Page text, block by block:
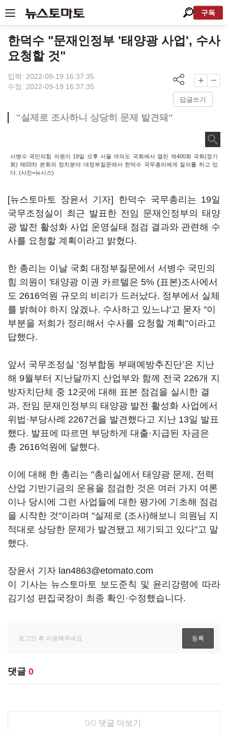
구독
한덕수 "문재인정부 '태양광 사업', 수사
요청할 것"
입력: 2022-09-19 16:37:35
수정: 2022-09-19 16:37:35
답글쓰기
"실제로 조사하니 상당히 문제 발견돼"
서병수 국민의힘 의원이 19일 오후 서울 여의도 국회에서 열린 제400회 국회(정기
회) 제03차 본회의 정치분야 대정부질문에서 한덕수 국무총리에게 질의를 하고 있
다. (사진=뉴시스)
[뉴스토마토 장윤서 기자] 한덕수 국무총리는 19일
국무조정실이 최근 발표한 전임 문재인정부의 태양
광 발전 활성화 사업 운영실태 점검 결과와 관련해 수
사를 요청할 계획이라고 밝혔다.
한 총리는 이날 국회 대정부질문에서 서병수 국민의
힘 의원이 '태양광 이권 카르텔은 5% (표본)조사에서
도 2616억원 규모의 비리가 드러났다. 정부에서 실체
를 밝혀야 하지 않겠나. 수사하고 있느냐'고 묻자 "이
부분을 저희가 정리해서 수사를 요청할 계획"이라고
답했다.
앞서 국무조정실 ‘정부합동 부패예방추진단’은 지난
해 9월부터 지난달까지 산업부와 함께 전국 226개 지
방자치단체 중 12곳에 대해 표본 점검을 실시한 결
과, 전임 문재인정부의 태양광 발전 활성화 사업에서
위법·부당사례 2267건을 발견했다고 지난 13일 발표
했다. 발표에 따르면 부당하게 대출·지급된 자금은
총 2616억원에 달했다.
이에 대해 한 총리는 "총리실에서 태양광 문제, 전력
산업 기반기금의 운용을 점검한 것은 여러 가지 여론
이나 당시에 그런 사업들에 대한 평가에 기초해 점검
을 시작한 것"이라며 "실제로 (조사)해보니 의원님 지
적대로 상당한 문제가 발견됐고 제기되고 있다"고 말
했다.
장윤서 기자 lan4863@etomato.com
이 기사는 뉴스토마토 보도준칙 및 윤리강령에 따라
김기성 편집국장이 최종 확인·수정했습니다.
댓글 0
0/0 댓글 더보기